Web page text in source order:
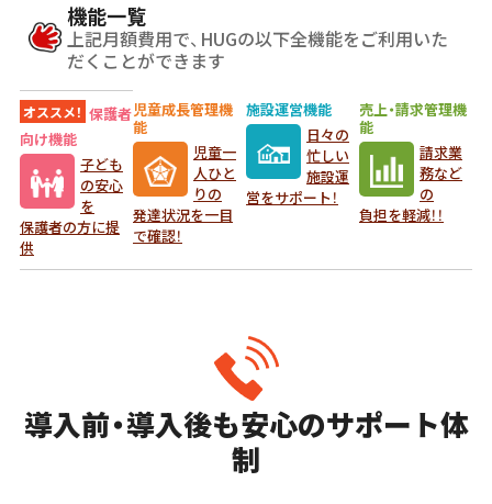
機能一覧
上記月額費用で、HUGの以下全機能をご利用いた
だくことができます
オススメ！ 保護者
向け機能
子ども
の安心
を
保護者の方に提
供
児童成長管理機
能
児童一
人ひと
りの
発達状況を一目
で確認！
施設運営機能
日々の
忙しい
施設運
営をサポート！
売上・請求管理機
能
請求業
務など
の
負担を軽減！！
導入前・導入後も安心のサポート体
制